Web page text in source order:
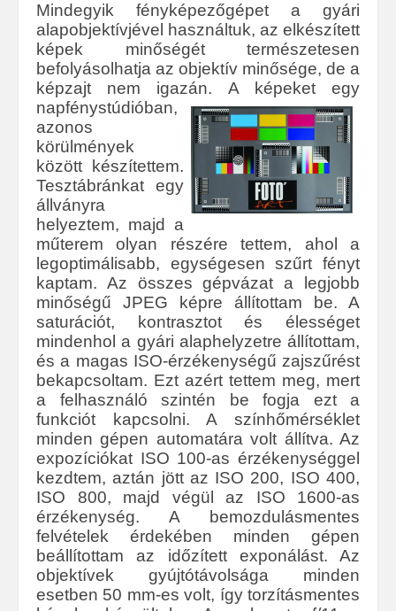
Mindegyik fényképezőgépet a gyári
alapobjektívjével használtuk, az elkészített
képek minőségét természetesen
befolyásolhatja az objektív minősége, de a
képzajt nem igazán. A képeket egy
napfénystúdióban,
azonos
körülmények
között készítettem.
Tesztábránkat egy
állványra
helyeztem, majd a
műterem olyan részére tettem, ahol a
legoptimálisabb, egységesen szűrt fényt
kaptam. Az összes gépvázat a legjobb
minőségű JPEG képre állítottam be. A
saturációt, kontrasztot és élességet
mindenhol a gyári alaphelyzetre állítottam,
és a magas ISO-érzékenységű zajszűrést
bekapcsoltam. Ezt azért tettem meg, mert
a felhasználó szintén be fogja ezt a
funkciót kapcsolni. A színhőmérséklet
minden gépen automatára volt állítva. Az
expozíciókat ISO 100-as érzékenységgel
kezdtem, aztán jött az ISO 200, ISO 400,
ISO 800, majd végül az ISO 1600-as
érzékenység. A bemozdulásmentes
felvételek érdekében minden gépen
beállítottam az időzített exponálást. Az
objektívek gyújtótávolsága minden
esetben 50 mm-es volt, így torzításmentes